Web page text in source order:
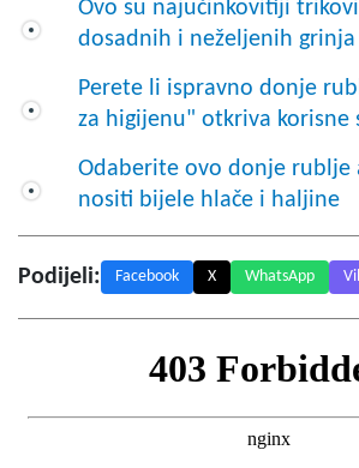
Ovo su najučinkovitiji
dosadnih i neželjenih grinja
Perete li ispravno donje
za higijenu" otkriva korisne
Odaberite ovo donje rublje
nositi bijele hlače i haljine
Podijeli: Facebook X WhatsApp